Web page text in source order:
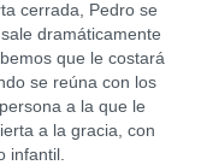
cerrada, Pedro se
dramáticamente
que le costará
se reúna con los
a la que le
a la gracia, con
infantil.